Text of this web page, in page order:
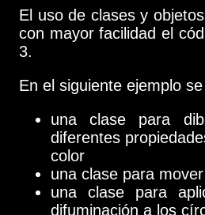
El uso de clases y
con mayor facilidad el
3.
En el siguiente ejemplo
una clase para
diferentes
color
una clase para
una clase para
difuminación a los